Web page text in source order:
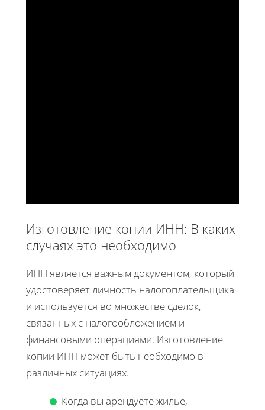
Изготовление копии ИНН: В каких
случаях это необходимо
ИНН является важным документом, который
удостоверяет личность налогоплательщика
и используется во множестве сделок,
связанных с налогообложением и
финансовыми операциями. Изготовление
копии ИНН может быть необходимо в
различных ситуациях.
Когда вы арендуете жилье,